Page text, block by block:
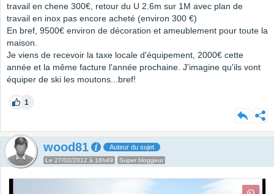
travail en chene 300€, retour du U 2.6m sur 1M avec plan de
travail en inox pas encore acheté (environ 300 €)
En bref, 9500€ environ de décoration et ameublement pour toute la
maison.
Je viens de recevoir la taxe locale d'équipement, 2000€ cette
année et la même facture l'année prochaine. J'imagine qu'ils vont
équiper de ski les moutons...bref!
1
wood81 Auteur du sujet
Le 27/02/2012 à 16h49 Super bloggeur